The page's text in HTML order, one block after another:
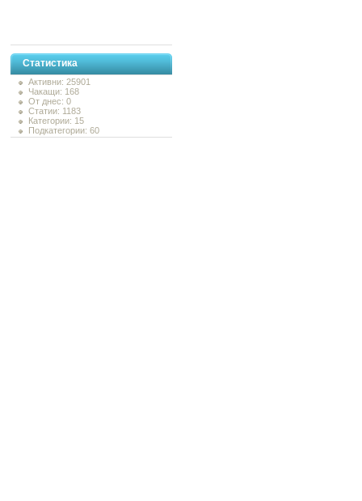
Статистика
Активни: 25901
Чакащи: 168
От днес: 0
Статии: 1183
Категории: 15
Подкатегории: 60